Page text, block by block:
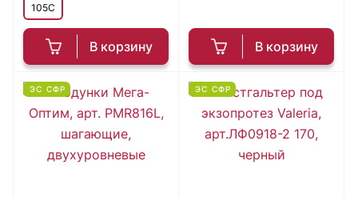
В корзину
105C
В корзину
ЭС СФР ЭС СФР